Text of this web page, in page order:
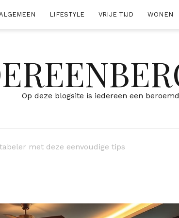
LIFESTYLE VRIJE TIJD WONEN
Op deze blogsite is iedereen een
met deze eenvoudige tips